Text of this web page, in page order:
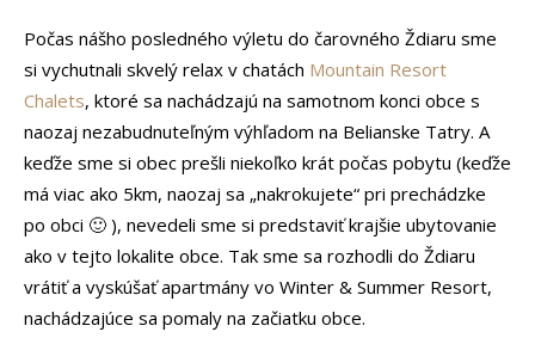
Počas nášho posledného výletu do čarovného Ždiaru sme
si vychutnali skvelý relax v chatách Mountain Resort
Chalets, ktoré sa nachádzajú na samotnom konci obce s
naozaj nezabudnuteľným výhľadom na Belianske Tatry. A
keďže sme si obec prešli niekoľko krát počas pobytu (keďže
má viac ako 5km, naozaj sa „nakrokujete“ pri prechádzke
po obci 🙂 ), nevedeli sme si predstaviť krajšie ubytovanie
ako v tejto lokalite obce. Tak sme sa rozhodli do Ždiaru
vrátiť a vyskúšať apartmány vo Winter & Summer Resort,
nachádzajúce sa pomaly na začiatku obce.